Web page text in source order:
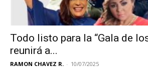
Todo listo para la “Gala de
reunirá a...
RAMON CHAVEZ R. - 10/07/2025